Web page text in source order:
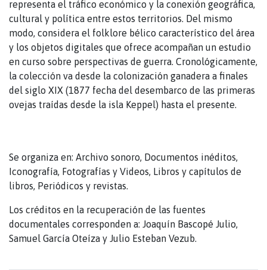
representa el tráfico económico y la conexión geográfica,
cultural y política entre estos territorios. Del mismo
modo, considera el folklore bélico característico del área
y los objetos digitales que ofrece acompañan un estudio
en curso sobre perspectivas de guerra. Cronológicamente,
la colección va desde la colonización ganadera a finales
del siglo XIX (1877 fecha del desembarco de las primeras
ovejas traídas desde la isla Keppel) hasta el presente.
Se organiza en: Archivo sonoro, Documentos inéditos,
Iconografía, Fotografías y Videos, Libros y capítulos de
libros, Periódicos y revistas.
Los créditos en la recuperación de las fuentes
documentales corresponden a: Joaquín Bascopé Julio,
Samuel García Oteíza y Julio Esteban Vezub.